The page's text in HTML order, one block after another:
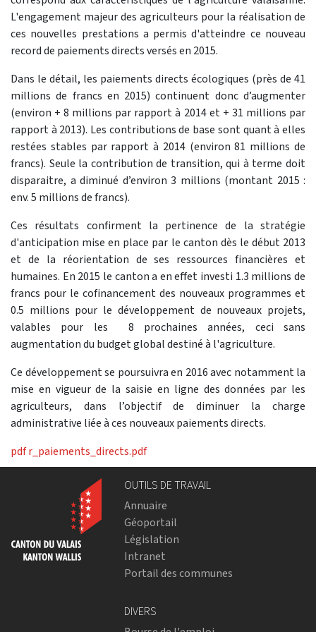
L'engagement majeur des agriculteurs pour la réalisation de
ces nouvelles prestations a permis d'atteindre ce nouveau
record de paiements directs versés en 2015.
Dans le détail, les paiements directs écologiques (près de 41
millions de francs en 2015) continuent donc d’augmenter
(environ + 8 millions par rapport à 2014 et + 31 millions par
rapport à 2013). Les contributions de base sont quant à elles
restées stables par rapport à 2014 (environ 81 millions de
francs). Seule la contribution de transition, qui à terme doit
disparaitre, a diminué d’environ 3 millions (montant 2015 :
env. 5 millions de francs).
Ces résultats confirment la pertinence de la stratégie
d'anticipation mise en place par le canton dès le début 2013
et de la réorientation de ses ressources financières et
humaines. En 2015 le canton a en effet investi 1.3 millions de
francs pour le cofinancement des nouveaux programmes et
0.5 millions pour le développement de nouveaux projets,
valables pour les 8 prochaines années, ceci sans
augmentation du budget global destiné à l'agriculture.
Ce développement se poursuivra en 2016 avec notamment la
mise en vigueur de la saisie en ligne des données par les
agriculteurs, dans l’objectif de diminuer la charge
administrative liée à ces nouveaux paiements directs.
pdfr_paiements_directs.pdf
OUTILS DE TRAVAIL
Annuaire
Géoportail
Législation
Intranet
Portail des communes
DIVERS